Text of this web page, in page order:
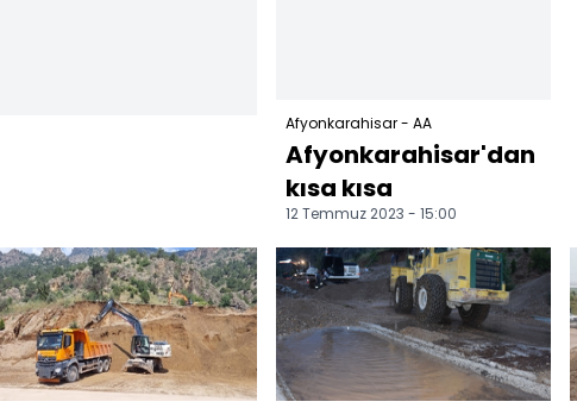
Afyonkarahisar - AA
Afyonkarahisar'dan
kısa kısa
12 Temmuz 2023 - 15:00